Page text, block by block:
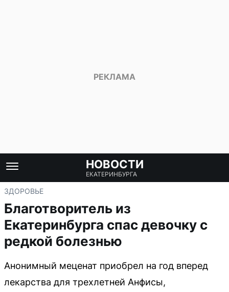
НОВОСТИ
ЕКАТЕРИНБУРГА
ЗДОРОВЬЕ
Благотворитель из
Екатеринбурга спас девочку с
редкой болезнью
Анонимный меценат приобрел на год вперед
лекарства для трехлетней Анфисы,